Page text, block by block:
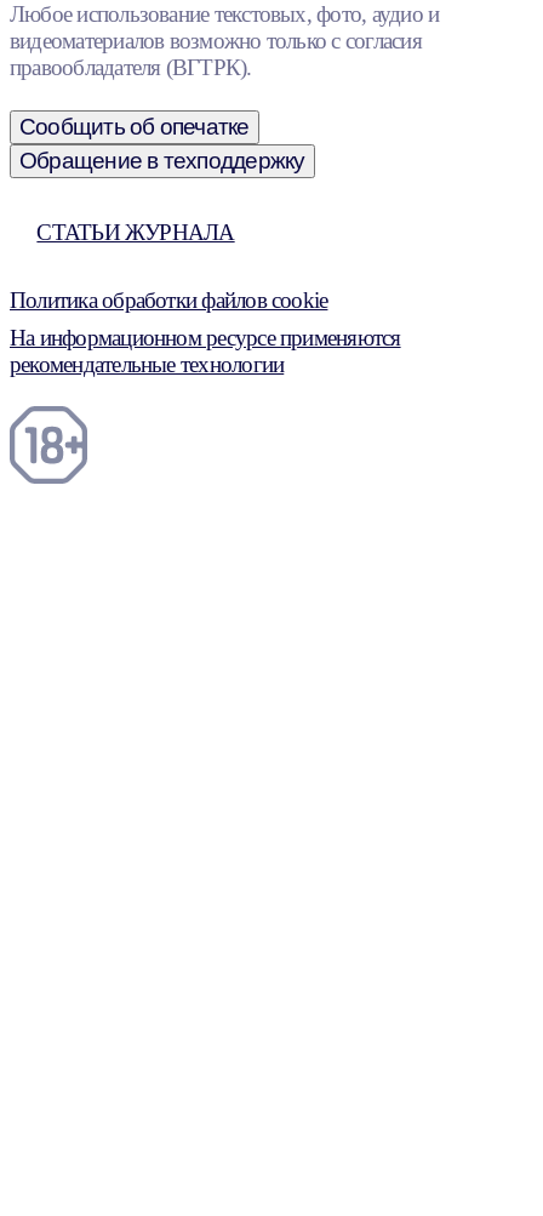
Любое использование текстовых, фото, аудио и
видеоматериалов возможно только с согласия
правообладателя (ВГТРК).
Сообщить об опечатке
Обращение в техподдержку
СТАТЬИ ЖУРНАЛА
Политика обработки файлов cookie
На информационном ресурсе применяются
рекомендательные технологии